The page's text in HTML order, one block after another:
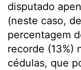
disputado
(neste caso,
percentagem
recorde (13%)
cédulas, que